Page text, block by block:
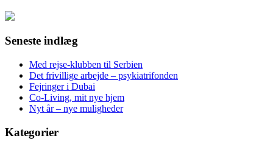
Seneste indlæg
Med rejse-klubben til Serbien
Det frivillige arbejde – psykiatrifonden
Fejringer i Dubai
Co-Living, mit nye hjem
Nyt år – nye muligheder
Kategorier